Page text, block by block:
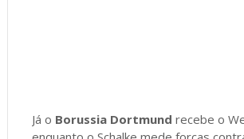
Já o Borussia Dortmund recebe o